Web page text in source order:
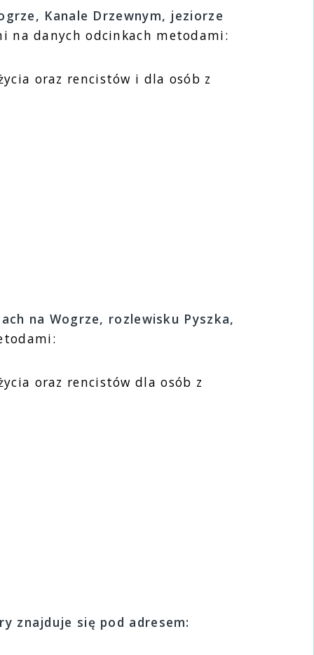
Kanale Drzewnym, jeziorze
na danych odcinkach metodami:
oraz rencistów i dla osób z
na Wogrze, rozlewisku Pyszka,
oraz rencistów dla osób z
znajduje się pod adresem: